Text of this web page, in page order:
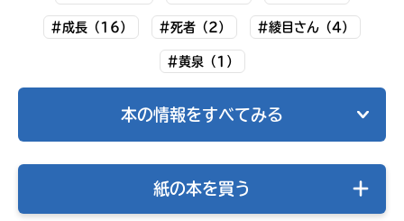
#成長（16） #死者（2） #綾目さん（4）
#黄泉（1）
本の情報をすべてみる
紙の本を買う